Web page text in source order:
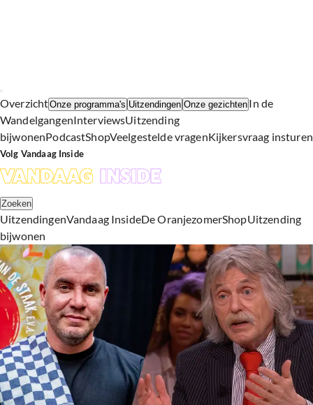
OverzichtOnze programma's Uitzendingen Onze gezichten In de
WandelgangenInterviewsUitzending
bijwonenPodcastShopVeelgestelde vragenKijkersvraag insturen
Volg Vandaag Inside
Zoeken
UitzendingenVandaag InsideDe OranjezomerShopUitzending
bijwonen